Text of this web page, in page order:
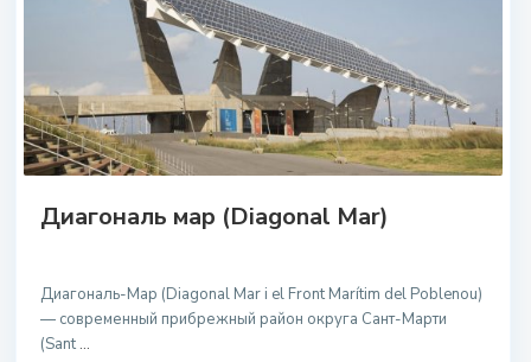
Диагональ мар (Diagonal Mar)
Диагональ-Мар (Diagonal Mar i el Front Marítim del Poblenou)
— современный прибрежный район округа Сант-Марти
(Sant ...